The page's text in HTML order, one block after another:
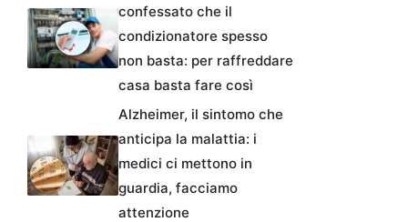
confessato che il
condizionatore spesso
non basta: per raffreddare
casa basta fare così
Alzheimer, il sintomo che
anticipa la malattia: i
medici ci mettono in
guardia, facciamo
attenzione